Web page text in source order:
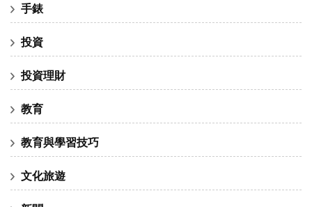
手錶
投資
投資理財
教育
教育與學習技巧
文化旅遊